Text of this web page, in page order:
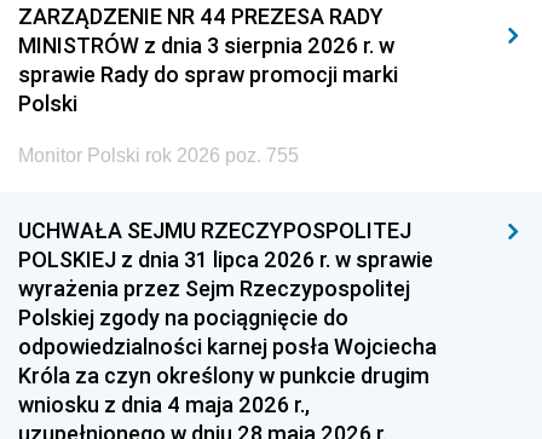
2011 2010 2009
2008 2007 2006
2005
1996 1995 1994
1993 1992 1991
1990 1989
1987 1986 1985
1984 1983
ZARZĄDZENIE NR 44 PREZESA RADY
MINISTRÓW z dnia 3 sierpnia 2026 r. w
sprawie Rady do spraw promocji marki
Polski
Monitor Polski rok 2026 poz. 755
UCHWAŁA SEJMU RZECZYPOSPOLITEJ
POLSKIEJ z dnia 31 lipca 2026 r. w sprawie
wyrażenia przez Sejm Rzeczypospolitej
Polskiej zgody na pociągnięcie do
odpowiedzialności karnej posła Wojciecha
Króla za czyn określony w punkcie drugim
wniosku z dnia 4 maja 2026 r.,